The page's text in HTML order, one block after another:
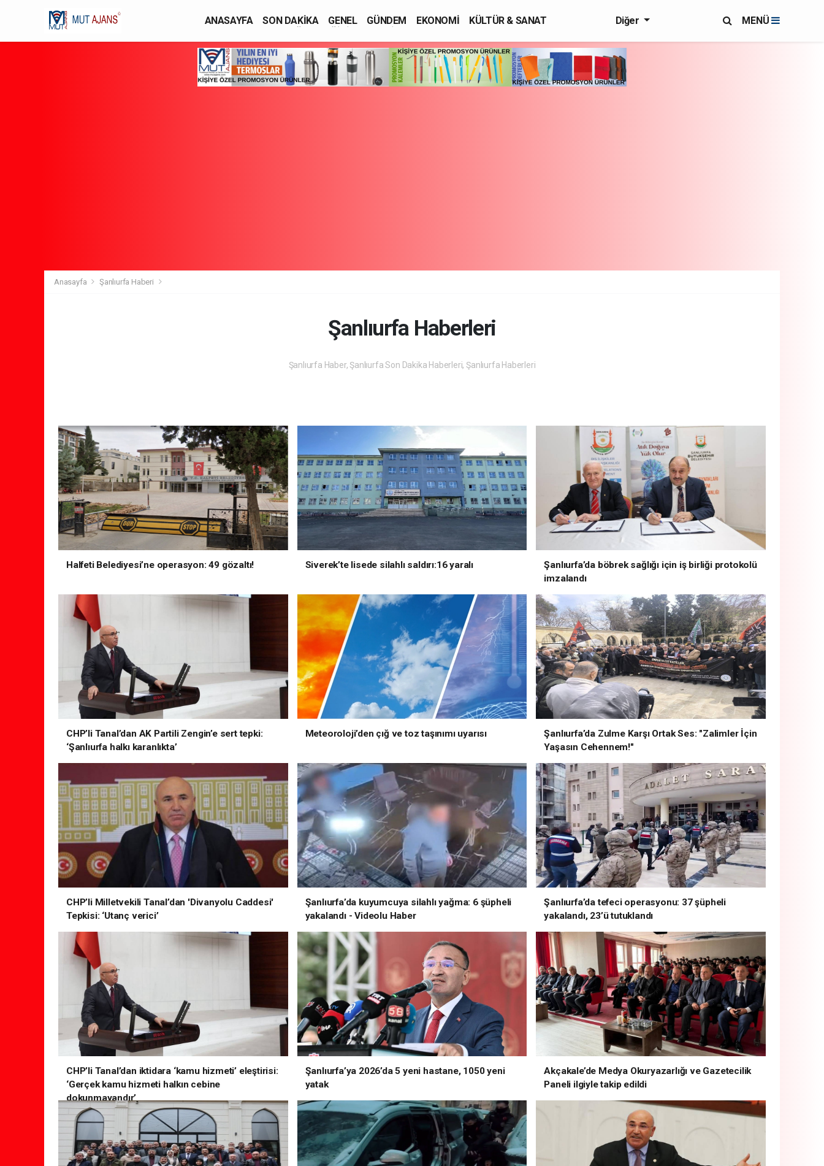
ANASAYFA SON DAKİKA GENEL GÜNDEM EKONOMİ
KÜLTÜR & SANAT
Diğer MENÜ
Anasayfa Şanlıurfa Haberi
Şanlıurfa Haberleri
Şanlıurfa Haber, Şanlıurfa Son Dakika Haberleri, Şanlıurfa Haberleri
Halfeti Belediyesi’ne operasyon: 49 gözaltı! Siverek’te lisede silahlı saldırı:16 yaralı
Şanlıurfa’da böbrek sağlığı için iş birliği protokolü
imzalandı
CHP’li Tanal’dan AK Partili Zengin’e sert tepki:
‘Şanlıurfa halkı karanlıkta’
Meteoroloji’den çığ ve toz taşınımı uyarısı
Şanlıurfa’da Zulme Karşı Ortak Ses: "Zalimler İçin
Yaşasın Cehennem!"
CHP’li Milletvekili Tanal’dan 'Divanyolu Caddesi'
Tepkisi: ‘Utanç verici’
Şanlıurfa’da kuyumcuya silahlı yağma: 6 şüpheli
yakalandı - Videolu Haber
Şanlıurfa’da tefeci operasyonu: 37 şüpheli
yakalandı, 23’ü tutuklandı
CHP’li Tanal’dan iktidara ‘kamu hizmeti’ eleştirisi:
‘Gerçek kamu hizmeti halkın cebine
dokunmayandır’
Şanlıurfa’ya 2026’da 5 yeni hastane, 1050 yeni
yatak
Akçakale’de Medya Okuryazarlığı ve Gazetecilik
Paneli ilgiyle takip edildi